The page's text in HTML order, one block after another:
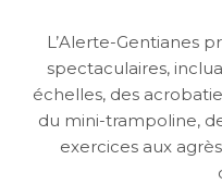
L’Alerte-Gentianes
spectaculaires,
échelles, des
du mini-trampoline,
exercices aux